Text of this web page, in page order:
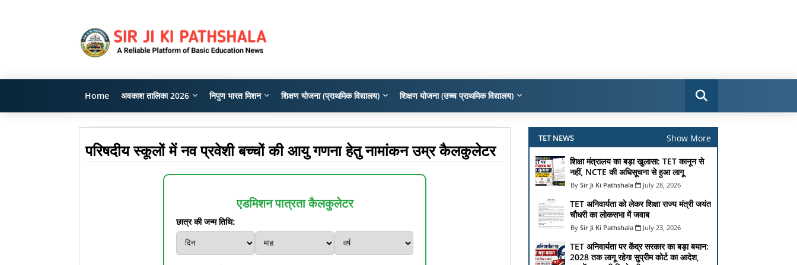
Home अवकाश तालिका 2026 निपुण भारत मिशन शिक्षण योजना (प्राथमिक विद्यालय) शिक्षण योजना (उच्च प्राथमिक विद्यालय)
परिषदीय स्कूलों में नव प्रवेशी बच्चों की आयु गणना हेतु नामांकन उम्र कैलकुलेटर
एडमिशन पात्रता कैलकुलेटर
छात्र की जन्म तिथि:
TET NEWS Show More
शिक्षा मंत्रालय का बड़ा खुलासा: TET कानून से
नहीं, NCTE की अधिसूचना से हुआ लागू
Sir Ji Ki Pathshala July 28, 2026
TET अनिवार्यता को लेकर शिक्षा राज्य मंत्री जयंत
चौधरी का लोकसभा में जवाब
Sir Ji Ki Pathshala July 23, 2026
TET अनिवार्यता पर केंद्र सरकार का बड़ा बयान:
2028 तक लागू रहेगा सुप्रीम कोर्ट का आदेश,